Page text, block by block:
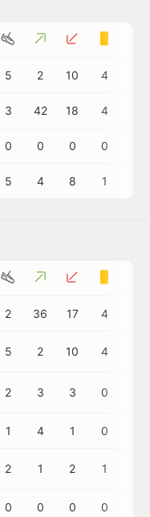
5 2 10 4
3 42 18 4
0 0 0 0
5 4 8 1
2 36 17 4
5 2 10 4
2 3 3 0
1 4 1 0
2 1 2 1
0 0 0 0